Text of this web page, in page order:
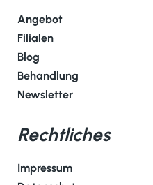
Angebot
Filialen
Blog
Behandlung
Newsletter
Rechtliches
Impressum